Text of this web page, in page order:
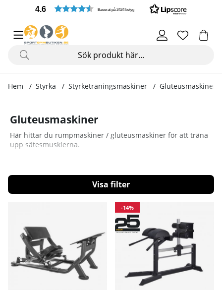
4.6 Baserat på 2424 betyg
Hem Styrka Styrketräningsmaskiner Gluteusmaskiner
Gluteusmaskiner
Här hittar du rumpmaskiner / gluteusmaskiner för att träna
upp sätesmusklerna.
Filtrera
-14%